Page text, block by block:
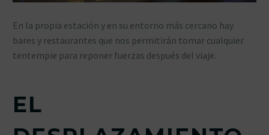
En la propia estación y en su entorno más cercano hay
bares y restaurantes que nos permitirán tomar cualquier
tentempie para reponer fuerzas después del viaje.
EL